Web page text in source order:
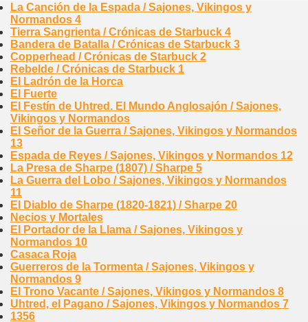
La Canción de la Espada / Sajones, Vikingos y
Normandos 4
Tierra Sangrienta / Crónicas de Starbuck 4
Bandera de Batalla / Crónicas de Starbuck 3
Copperhead / Crónicas de Starbuck 2
Rebelde / Crónicas de Starbuck 1
El Ladrón de la Horca
El Fuerte
El Festín de Uhtred. El Mundo Anglosajón / Sajones,
Vikingos y Normandos
El Señor de la Guerra / Sajones, Vikingos y Normandos
13
Espada de Reyes / Sajones, Vikingos y Normandos 12
La Presa de Sharpe (1807) / Sharpe 5
La Guerra del Lobo / Sajones, Vikingos y Normandos
11
El Diablo de Sharpe (1820-1821) / Sharpe 20
Necios y Mortales
El Portador de la Llama / Sajones, Vikingos y
Normandos 10
Casaca Roja
Guerreros de la Tormenta / Sajones, Vikingos y
Normandos 9
El Trono Vacante / Sajones, Vikingos y Normandos 8
Uhtred, el Pagano / Sajones, Vikingos y Normandos 7
1356